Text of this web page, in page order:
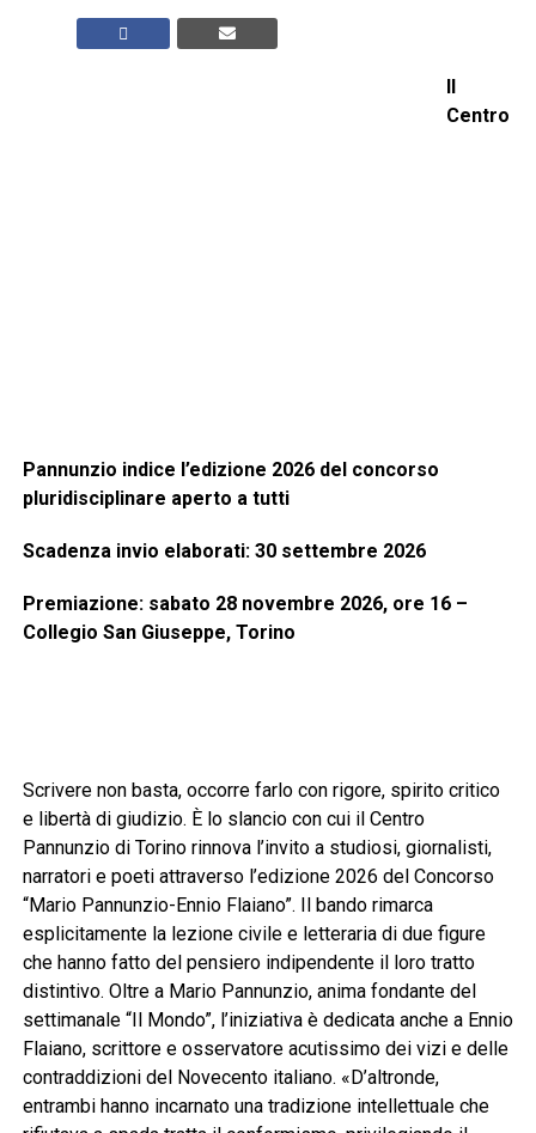
Centro
Pannunzio indice l’edizione 2026 del concorso
pluridisciplinare aperto a tutti
Scadenza invio elaborati: 30 settembre 2026
Premiazione: sabato 28 novembre 2026, ore 16 –
Collegio San Giuseppe, Torino
Scrivere non basta, occorre farlo con rigore, spirito critico
e libertà di giudizio. È lo slancio con cui il Centro
Pannunzio di Torino rinnova l’invito a studiosi, giornalisti,
narratori e poeti attraverso l’edizione 2026 del Concorso
“Mario Pannunzio-Ennio Flaiano”. Il bando rimarca
esplicitamente la lezione civile e letteraria di due figure
che hanno fatto del pensiero indipendente il loro tratto
distintivo. Oltre a Mario Pannunzio, anima fondante del
settimanale “Il Mondo”, l’iniziativa è dedicata anche a Ennio
Flaiano, scrittore e osservatore acutissimo dei vizi e delle
contraddizioni del Novecento italiano. «D’altronde,
entrambi hanno incarnato una tradizione intellettuale che